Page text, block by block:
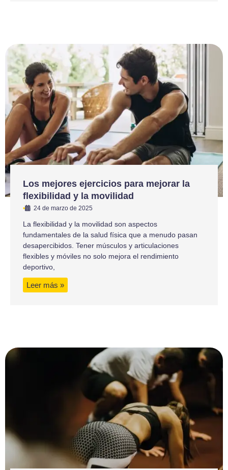
Los mejores ejercicios para mejorar la
flexibilidad y la movilidad
• 24 de marzo de 2025
La flexibilidad y la movilidad son aspectos
fundamentales de la salud física que a menudo pasan
desapercibidos. Tener músculos y articulaciones
flexibles y móviles no solo mejora el rendimiento
deportivo,
Leer más »